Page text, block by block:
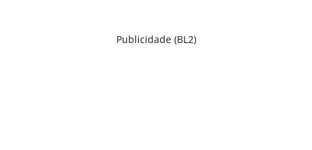
Publicidade (BL2)